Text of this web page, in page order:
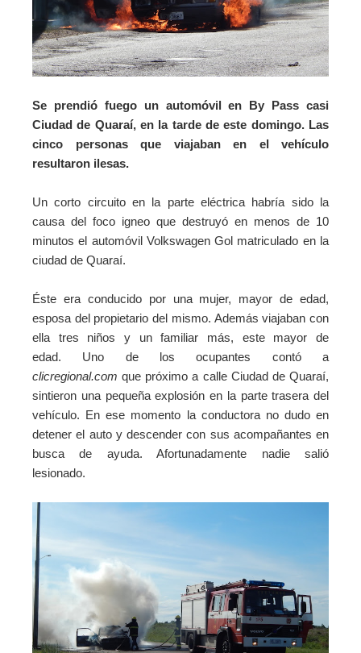
Se prendió fuego un automóvil en By Pass casi
Ciudad de Quaraí, en la tarde de este domingo. Las
cinco personas que viajaban en el vehículo
resultaron ilesas.
Un corto circuito en la parte eléctrica habría sido la
causa del foco igneo que destruyó en menos de 10
minutos el automóvil Volkswagen Gol matriculado en la
ciudad de Quaraí.
Éste era conducido por una mujer, mayor de edad,
esposa del propietario del mismo. Además viajaban con
ella tres niños y un familiar más, este mayor de
edad. Uno de los ocupantes contó a
clicregional.com que próximo a calle Ciudad de Quaraí,
sintieron una pequeña explosión en la parte trasera del
vehículo. En ese momento la conductora no dudo en
detener el auto y descender con sus acompañantes en
busca de ayuda. Afortunadamente nadie salió
lesionado.